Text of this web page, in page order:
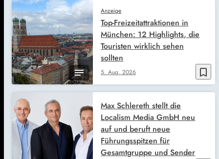
bookmark_border
Anzeige
5. Aug. 2026
Top-Freizeitattraktionen in
München: 12 Highlights, die
Touristen wirklich sehen
sollten
Max Schlereth stellt die
Localism Media GmbH neu
auf und beruft neue
Führungsspitzen für
Gesamtgruppe und Sender